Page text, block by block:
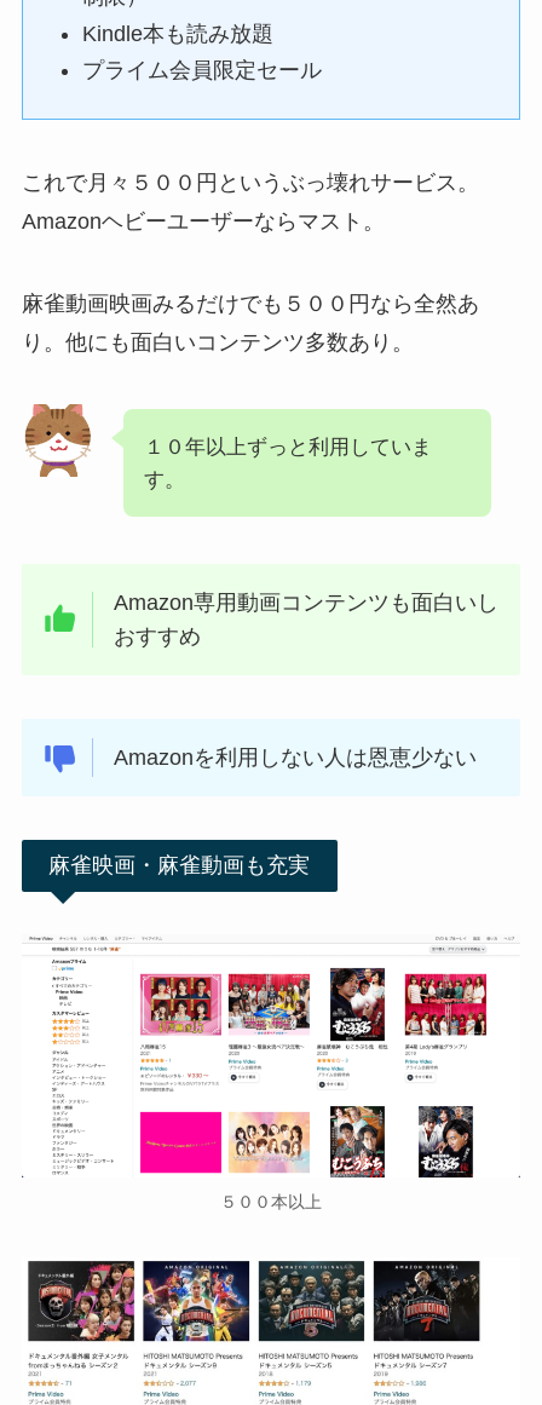
Kindle本も読み放題
プライム会員限定セール
これで月々５００円というぶっ壊れサービス。
Amazonヘビーユーザーならマスト。
麻雀動画映画みるだけでも５００円なら全然あ
り。他にも面白いコンテンツ多数あり。
１０年以上ずっと利用していま
す。
Amazon専用動画コンテンツも面白いし
おすすめ
Amazonを利用しない人は恩恵少ない
麻雀映画・麻雀動画も充実
５００本以上